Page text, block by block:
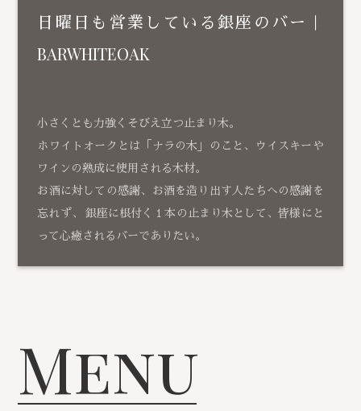
日曜日も営業している銀座のバー｜
BARWHITEOAK
小さくとも力強くそびえ立つ止まり木。
ホワイトオークとは「ナラの木」のこと、ウイスキーや
ワインの熟成に使用される木材。
お酒に対しての感謝、お酒を造り出す人たちへの感謝を
忘れず、 銀座に根付く１本の止まり木として、皆様にと
って心癒されるバーでありたい。
Menu